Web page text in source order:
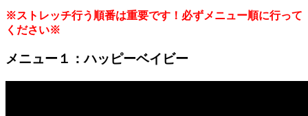
※ストレッチ行う順番は重要です！必ずメニュー順に行って
ください※
メニュー１：ハッピーベイビー